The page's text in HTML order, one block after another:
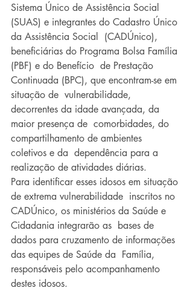
Sistema Único de Assistência Social
(SUAS) e integrantes do Cadastro Único
da Assistência Social  (CADÚnico),
beneficiárias do Programa Bolsa Família
(PBF) e do Benefício  de Prestação
Continuada (BPC), que encontram-se em
situação de  vulnerabilidade,
decorrentes da idade avançada, da
maior presença de  comorbidades, do
compartilhamento de ambientes
coletivos e da  dependência para a
realização de atividades diárias.
Para identificar esses idosos em situação
de extrema vulnerabilidade  inscritos no
CADÚnico, os ministérios da Saúde e
Cidadania integrarão as  bases de
dados para cruzamento de informações
das equipes de Saúde da  Família,
responsáveis pelo acompanhamento
destes idosos.